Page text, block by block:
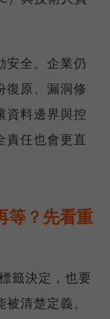
安全。企業仍
復原、漏洞修
資料邊界與控
責任也會更直
等？先看重
籤決定，也要
清楚定義。